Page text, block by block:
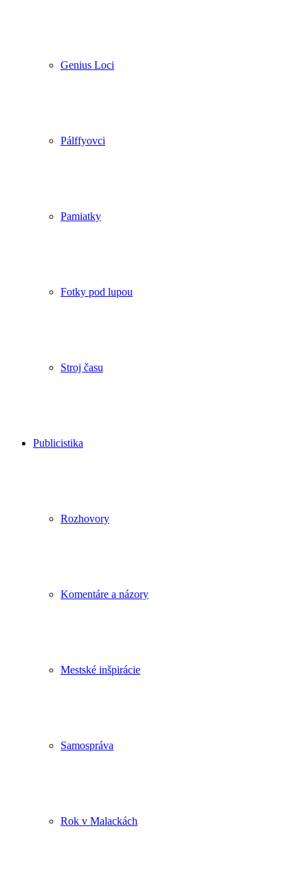
Genius Loci
Pálffyovci
Pamiatky
Fotky pod lupou
Stroj času
Publicistika
Rozhovory
Komentáre a názory
Mestské inšpirácie
Samospráva
Rok v Malackách